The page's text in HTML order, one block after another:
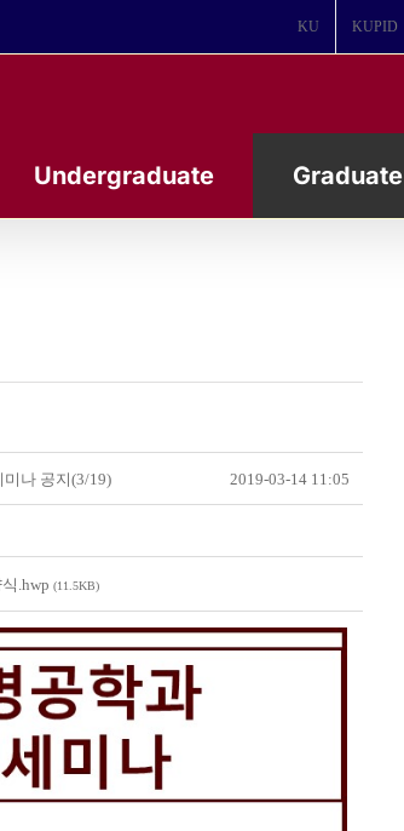
KU KUPID
Undergraduate Graduate
나 공지(3/19) 2019-03-14 11:05
.hwp (11.5KB)